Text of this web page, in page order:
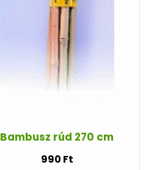
Bambusz rúd 270 cm
990 Ft